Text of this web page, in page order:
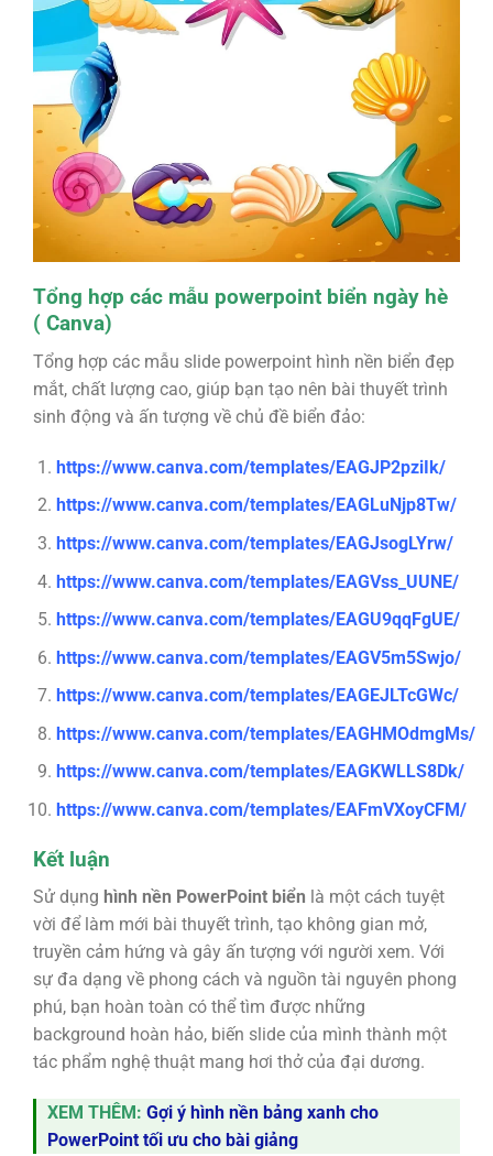
Tổng hợp các mẫu powerpoint biển ngày hè
( Canva)
Tổng hợp các mẫu slide powerpoint hình nền biển đẹp
mắt, chất lượng cao, giúp bạn tạo nên bài thuyết trình
sinh động và ấn tượng về chủ đề biển đảo:
https://www.canva.com/templates/EAGJP2pziIk/
https://www.canva.com/templates/EAGLuNjp8Tw/
https://www.canva.com/templates/EAGJsogLYrw/
https://www.canva.com/templates/EAGVss_UUNE/
https://www.canva.com/templates/EAGU9qqFgUE/
https://www.canva.com/templates/EAGV5m5Swjo/
https://www.canva.com/templates/EAGEJLTcGWc/
https://www.canva.com/templates/EAGHMOdmgMs/
https://www.canva.com/templates/EAGKWLLS8Dk/
https://www.canva.com/templates/EAFmVXoyCFM/
Kết luận
Sử dụng hình nền PowerPoint biển là một cách tuyệt
vời để làm mới bài thuyết trình, tạo không gian mở,
truyền cảm hứng và gây ấn tượng với người xem. Với
sự đa dạng về phong cách và nguồn tài nguyên phong
phú, bạn hoàn toàn có thể tìm được những
background hoàn hảo, biến slide của mình thành một
tác phẩm nghệ thuật mang hơi thở của đại dương.
XEM THÊM: Gợi ý hình nền bảng xanh cho
PowerPoint tối ưu cho bài giảng